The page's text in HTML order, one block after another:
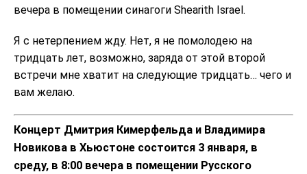
вечера в помещении синагоги Shearith Israel.
Я с нетерпением жду. Нет, я не помолодею на
тридцать лет, возможно, заряда от этой второй
встречи мне хватит на следующие тридцать… чего и
вам желаю.
Концерт Дмитрия Кимерфельда и Владимира
Новикова в Хьюстоне состоится 3 января, в
среду, в 8:00 вечера в помещении Русского